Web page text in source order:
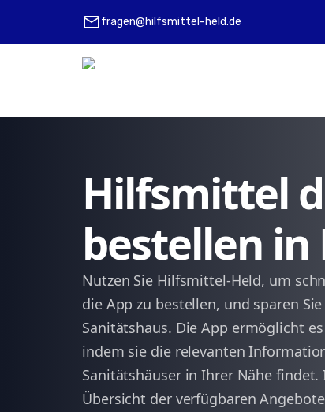
mailfragen@hilfsmittel-held.de
Hilfsmittel
bestellen
Nutzen Sie Hilfsmittel-Held, um
die App zu bestellen, und sparen
Sanitätshaus. Die App ermöglicht
indem sie die relevanten
Sanitätshäuser in Ihrer Nähe
Übersicht der verfügbaren